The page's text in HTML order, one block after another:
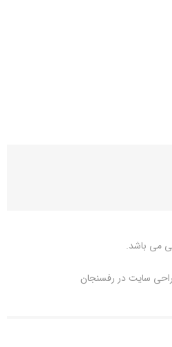
می باشد.
سایت در رفسنجان